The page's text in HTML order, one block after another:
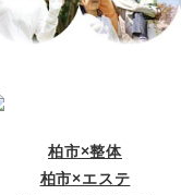
柏市×整体
柏市×エステ